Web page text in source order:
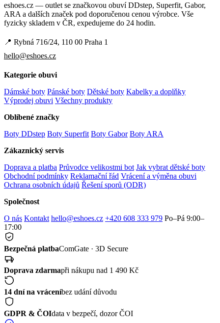
eshoes.cz — outlet se značkovou obuví DDstep, Superfit, Gabor,
ARA a dalších značek pod doporučenou cenou výrobce. Vše
fyzicky skladem v ČR, expedujeme do 24 hodin.
📍 Rybná 716/24, 110 00 Praha 1
hello@eshoes.cz
Kategorie obuvi
Dámské boty Pánské boty Dětské boty Kabelky a doplňky
Výprodej obuvi Všechny produkty
Oblíbené značky
Boty DDstep Boty Superfit Boty Gabor Boty ARA
Zákaznický servis
Doprava a platba Průvodce velikostmi bot Jak vybrat dětské boty
Obchodní podmínky Reklamační řád Vrácení a výměna obuvi
Ochrana osobních údajů Řešení sporů (ODR)
Společnost
O nás Kontakt hello@eshoes.cz +420 608 333 979 Po–Pá 9:00–
17:00
Bezpečná platbaComGate · 3D Secure
Doprava zdarmapři nákupu nad 1 490 Kč
14 dní na vráceníbez udání důvodu
GDPR & ČOIdata v bezpečí, dozor ČOI